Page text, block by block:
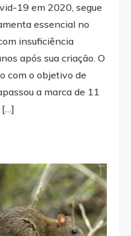
19 em 2020, segue
essencial no
insuficiência
após sua criação. O
com o objetivo de
a marca de 11
[…]